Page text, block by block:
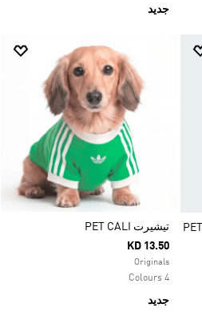
جديد
تيشيرت PET CALI
KD 13.50
Originals
4 Colours
جديد